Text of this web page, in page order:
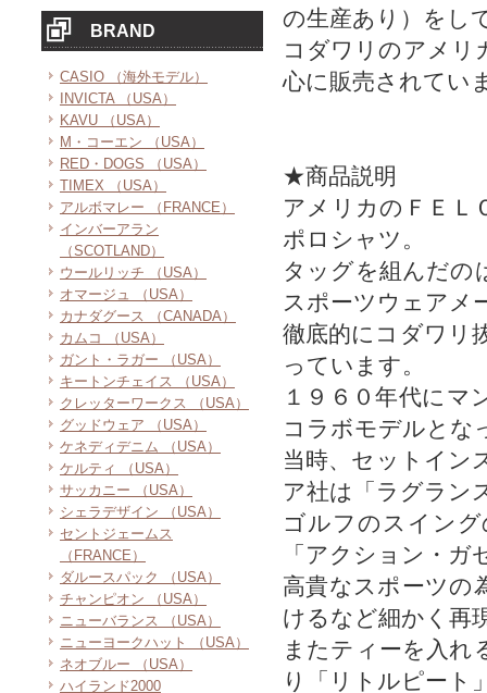
BRAND
CASIO （海外モデル）
INVICTA （USA）
KAVU （USA）
M・コーエン （USA）
RED・DOGS （USA）
TIMEX （USA）
アルボマレー （FRANCE）
インバーアラン
（SCOTLAND）
ウールリッチ （USA）
オマージュ （USA）
カナダグース （CANADA）
カムコ （USA）
ガント・ラガー （USA）
キートンチェイス （USA）
クレッターワークス （USA）
グッドウェア （USA）
ケネディデニム （USA）
ケルティ （USA）
サッカニー （USA）
シェラデザイン （USA）
セントジェームス
（FRANCE）
ダルースパック （USA）
チャンピオン （USA）
ニューバランス （USA）
ニューヨークハット （USA）
ネオブルー （USA）
ハイランド2000
の生産あり）をし
コダワリのアメリ
心に販売されてい
★商品説明
アメリカのＦＥＬ
ポロシャツ。
タッグを組んだの
スポーツウェアメ
徹底的にコダワリ
っています。
１９６０年代にマ
コラボモデルとな
当時、セットイン
ア社は「ラグラン
ゴルフのスイン
「アクション・
高貴なスポーツの
けるなど細かく再
またティーを入れ
り「リトルピート